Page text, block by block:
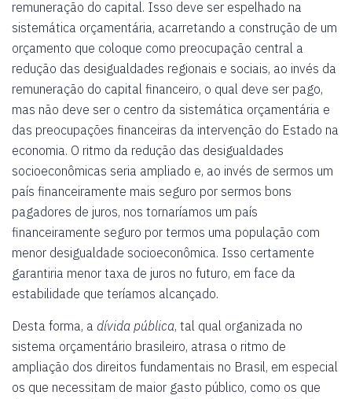
remuneração do capital. Isso deve ser espelhado na
sistemática orçamentária, acarretando a construção de um
orçamento que coloque como preocupação central a
redução das desigualdades regionais e sociais, ao invés da
remuneração do capital financeiro, o qual deve ser pago,
mas não deve ser o centro da sistemática orçamentária e
das preocupações financeiras da intervenção do Estado na
economia. O ritmo da redução das desigualdades
socioeconômicas seria ampliado e, ao invés de sermos um
país financeiramente mais seguro por sermos bons
pagadores de juros, nos tornaríamos um país
financeiramente seguro por termos uma população com
menor desigualdade socioeconômica. Isso certamente
garantiria menor taxa de juros no futuro, em face da
estabilidade que teríamos alcançado.
Desta forma, a dívida pública, tal qual organizada no
sistema orçamentário brasileiro, atrasa o ritmo de
ampliação dos direitos fundamentais no Brasil, em especial
os que necessitam de maior gasto público, como os que